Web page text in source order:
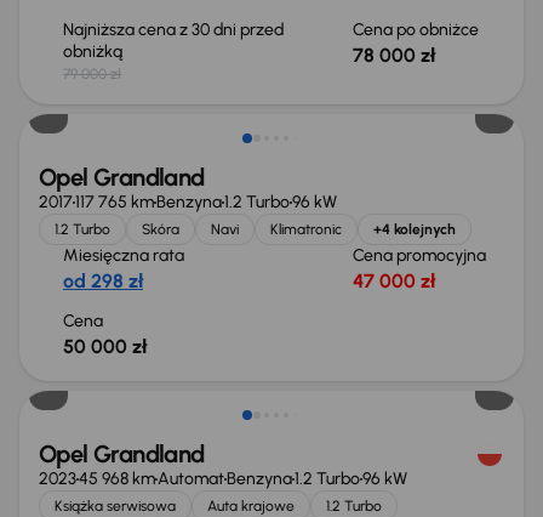
Najniższa cena z 30 dni przed
obniżką
79 000 zł
Cena po obniżce
78 000 zł
Opel Grandland
2017117 765 kmBenzyna1.2 Turbo96 kW
1.2 Turbo Skóra Navi Klimatronic +4 kolejnych
Miesięczna rata
od 298 zł
Cena promocyjna
47 000 zł
Cena
50 000 zł
Opel Grandland
202345 968 kmAutomatBenzyna1.2 Turbo96 kW
Książka serwisowa Auta krajowe
1.2 Turbo